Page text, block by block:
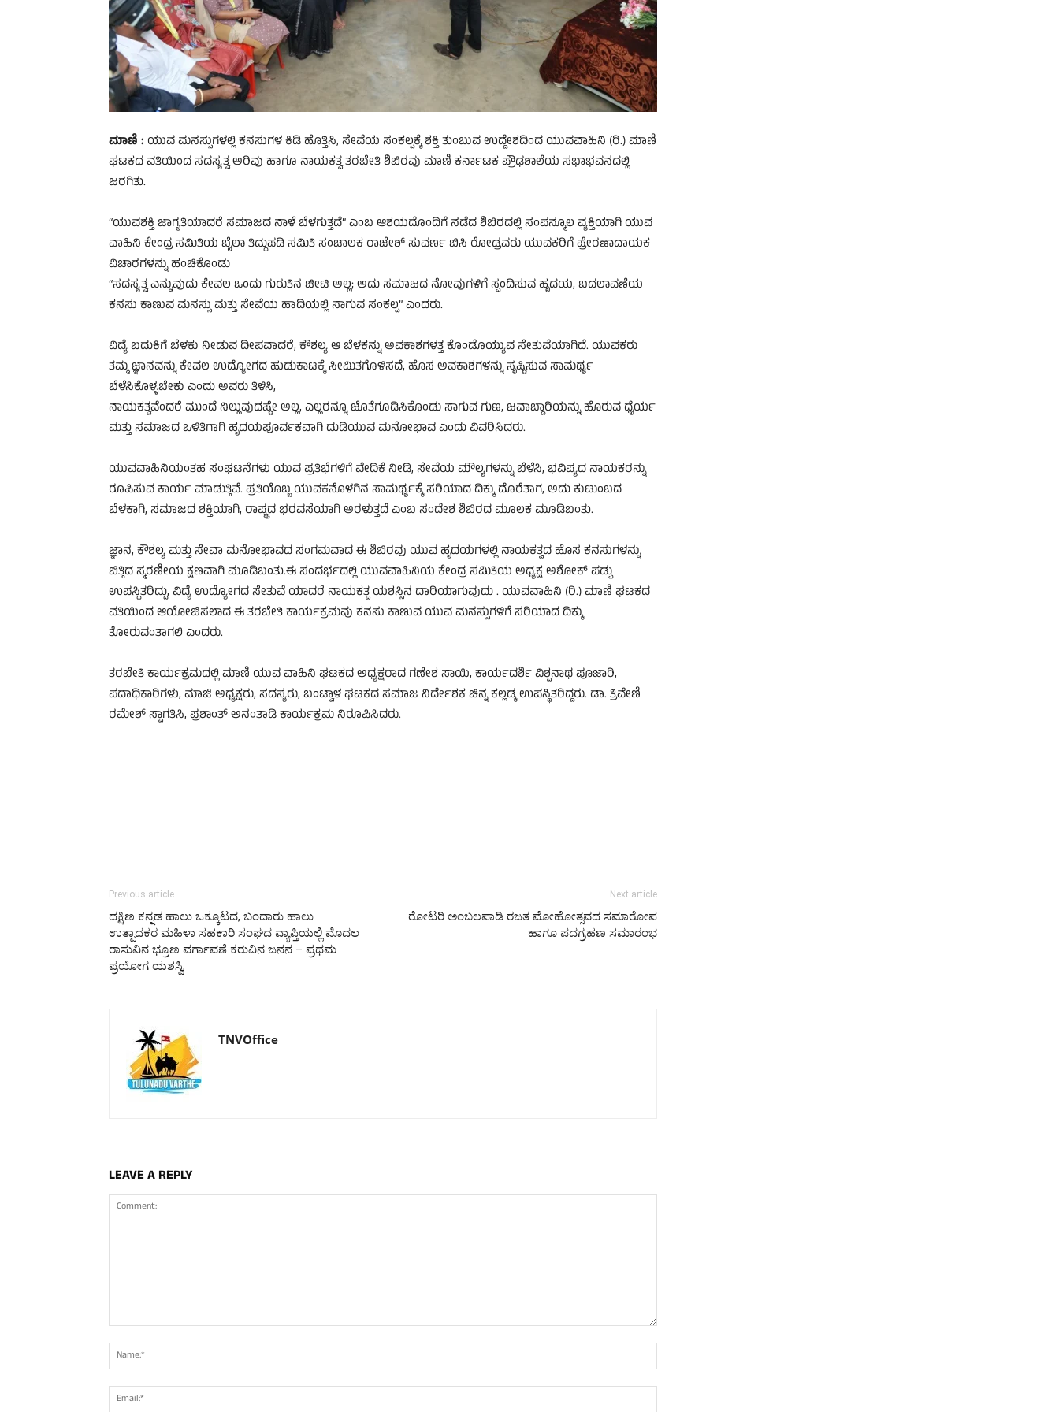
ಮಾಣಿ : ಯುವ ಮನಸ್ಸುಗಳಲ್ಲಿ ಕನಸುಗಳ ಕಿಡಿ ಹೊತ್ತಿಸಿ, ಸೇವೆಯ ಸಂಕಲ್ಪಕ್ಕೆ ಶಕ್ತಿ ತುಂಬುವ ಉದ್ದೇಶದಿಂದ ಯುವವಾಹಿನಿ (ರಿ.) ಮಾಣಿ
ಘಟಕದ ವತಿಯಿಂದ ಸದಸ್ಯತ್ವ ಅರಿವು ಹಾಗೂ ನಾಯಕತ್ವ ತರಬೇತಿ ಶಿಬಿರವು ಮಾಣಿ ಕರ್ನಾಟಕ ಪ್ರೌಢಶಾಲೆಯ ಸಭಾಭವನದಲ್ಲಿ
ಜರಗಿತು.
“ಯುವಶಕ್ತಿ ಜಾಗೃತಿಯಾದರೆ ಸಮಾಜದ ನಾಳೆ ಬೆಳಗುತ್ತದೆ” ಎಂಬ ಆಶಯದೊಂದಿಗೆ ನಡೆದ ಶಿಬಿರದಲ್ಲಿ ಸಂಪನ್ಮೂಲ ವ್ಯಕ್ತಿಯಾಗಿ ಯುವ
ವಾಹಿನಿ ಕೇಂದ್ರ ಸಮಿತಿಯ ಬೈಲಾ ತಿದ್ದುಪಡಿ ಸಮಿತಿ ಸಂಚಾಲಕ ರಾಜೇಶ್ ಸುವರ್ಣ ಬಿಸಿ ರೋಡ್ರವರು ಯುವಕರಿಗೆ ಪ್ರೇರಣಾದಾಯಕ
ವಿಚಾರಗಳನ್ನು ಹಂಚಿಕೊಂಡು
“ಸದಸ್ಯತ್ವ ಎನ್ನುವುದು ಕೇವಲ ಒಂದು ಗುರುತಿನ ಚೀಟಿ ಅಲ್ಲ; ಅದು ಸಮಾಜದ ನೋವುಗಳಿಗೆ ಸ್ಪಂದಿಸುವ ಹೃದಯ, ಬದಲಾವಣೆಯ
ಕನಸು ಕಾಣುವ ಮನಸ್ಸು ಮತ್ತು ಸೇವೆಯ ಹಾದಿಯಲ್ಲಿ ಸಾಗುವ ಸಂಕಲ್ಪ” ಎಂದರು.
ವಿದ್ಯೆ ಬದುಕಿಗೆ ಬೆಳಕು ನೀಡುವ ದೀಪವಾದರೆ, ಕೌಶಲ್ಯ ಆ ಬೆಳಕನ್ನು ಅವಕಾಶಗಳತ್ತ ಕೊಂಡೊಯ್ಯುವ ಸೇತುವೆಯಾಗಿದೆ. ಯುವಕರು
ತಮ್ಮ ಜ್ಞಾನವನ್ನು ಕೇವಲ ಉದ್ಯೋಗದ ಹುಡುಕಾಟಕ್ಕೆ ಸೀಮಿತಗೊಳಿಸದೆ, ಹೊಸ ಅವಕಾಶಗಳನ್ನು ಸೃಷ್ಟಿಸುವ ಸಾಮರ್ಥ್ಯ
ಬೆಳೆಸಿಕೊಳ್ಳಬೇಕು ಎಂದು ಅವರು ತಿಳಿಸಿ,
ನಾಯಕತ್ವವೆಂದರೆ ಮುಂದೆ ನಿಲ್ಲುವುದಷ್ಟೇ ಅಲ್ಲ, ಎಲ್ಲರನ್ನೂ ಜೊತೆಗೂಡಿಸಿಕೊಂಡು ಸಾಗುವ ಗುಣ, ಜವಾಬ್ದಾರಿಯನ್ನು ಹೊರುವ ಧೈರ್ಯ
ಮತ್ತು ಸಮಾಜದ ಒಳಿತಿಗಾಗಿ ಹೃದಯಪೂರ್ವಕವಾಗಿ ದುಡಿಯುವ ಮನೋಭಾವ ಎಂದು ವಿವರಿಸಿದರು.
ಯುವವಾಹಿನಿಯಂತಹ ಸಂಘಟನೆಗಳು ಯುವ ಪ್ರತಿಭೆಗಳಿಗೆ ವೇದಿಕೆ ನೀಡಿ, ಸೇವೆಯ ಮೌಲ್ಯಗಳನ್ನು ಬೆಳೆಸಿ, ಭವಿಷ್ಯದ ನಾಯಕರನ್ನು
ರೂಪಿಸುವ ಕಾರ್ಯ ಮಾಡುತ್ತಿವೆ. ಪ್ರತಿಯೊಬ್ಬ ಯುವಕನೊಳಗಿನ ಸಾಮರ್ಥ್ಯಕ್ಕೆ ಸರಿಯಾದ ದಿಕ್ಕು ದೊರೆತಾಗ, ಅದು ಕುಟುಂಬದ
ಬೆಳಕಾಗಿ, ಸಮಾಜದ ಶಕ್ತಿಯಾಗಿ, ರಾಷ್ಟ್ರದ ಭರವಸೆಯಾಗಿ ಅರಳುತ್ತದೆ ಎಂಬ ಸಂದೇಶ ಶಿಬಿರದ ಮೂಲಕ ಮೂಡಿಬಂತು.
ಜ್ಞಾನ, ಕೌಶಲ್ಯ ಮತ್ತು ಸೇವಾ ಮನೋಭಾವದ ಸಂಗಮವಾದ ಈ ಶಿಬಿರವು ಯುವ ಹೃದಯಗಳಲ್ಲಿ ನಾಯಕತ್ವದ ಹೊಸ ಕನಸುಗಳನ್ನು
ಬಿತ್ತಿದ ಸ್ಮರಣೀಯ ಕ್ಷಣವಾಗಿ ಮೂಡಿಬಂತು.ಈ ಸಂದರ್ಭದಲ್ಲಿ ಯುವವಾಹಿನಿಯ ಕೇಂದ್ರ ಸಮಿತಿಯ ಅಧ್ಯಕ್ಷ ಅಶೋಕ್ ಪಡ್ಪು
ಉಪಸ್ಥಿತರಿದ್ದು, ವಿದ್ಯೆ ಉದ್ಯೋಗದ ಸೇತುವೆ ಯಾದರೆ ನಾಯಕತ್ವ ಯಶಸ್ಸಿನ ದಾರಿಯಾಗುವುದು . ಯುವವಾಹಿನಿ (ರಿ.) ಮಾಣಿ ಘಟಕದ
ವತಿಯಿಂದ ಆಯೋಜಿಸಲಾದ ಈ ತರಬೇತಿ ಕಾರ್ಯಕ್ರಮವು ಕನಸು ಕಾಣುವ ಯುವ ಮನಸ್ಸುಗಳಿಗೆ ಸರಿಯಾದ ದಿಕ್ಕು
ತೋರುವಂತಾಗಲಿ ಎಂದರು.
ತರಬೇತಿ ಕಾರ್ಯಕ್ರಮದಲ್ಲಿ ಮಾಣಿ ಯುವ ವಾಹಿನಿ ಘಟಕದ ಅಧ್ಯಕ್ಷರಾದ ಗಣೇಶ ಸಾಯಿ, ಕಾರ್ಯದರ್ಶಿ ವಿಶ್ವನಾಥ ಪೂಜಾರಿ,
ಪದಾಧಿಕಾರಿಗಳು, ಮಾಜಿ ಅಧ್ಯಕ್ಷರು, ಸದಸ್ಯರು, ಬಂಟ್ವಾಳ ಘಟಕದ ಸಮಾಜ ನಿರ್ದೇಶಕ ಚಿನ್ನ ಕಲ್ಲಡ್ಕ ಉಪಸ್ಥಿತರಿದ್ದರು. ಡಾ. ತ್ರಿವೇಣಿ
ರಮೇಶ್ ಸ್ವಾಗತಿಸಿ, ಪ್ರಶಾಂತ್ ಅನಂತಾಡಿ ಕಾರ್ಯಕ್ರಮ ನಿರೂಪಿಸಿದರು.
Previous article
ದಕ್ಷಿಣ ಕನ್ನಡ ಹಾಲು ಒಕ್ಕೂಟದ, ಬಂದಾರು ಹಾಲು
ಉತ್ಪಾದಕರ ಮಹಿಳಾ ಸಹಕಾರಿ ಸಂಘದ ವ್ಯಾಪ್ತಿಯಲ್ಲಿ ಮೊದಲ
ರಾಸುವಿನ ಭ್ರೂಣ ವರ್ಗಾವಣೆ ಕರುವಿನ ಜನನ – ಪ್ರಥಮ
ಪ್ರಯೋಗ ಯಶಸ್ವಿ
Next article
ರೋಟರಿ ಅಂಬಲಪಾಡಿ ರಜತ ಮೋಹೋತ್ಸವದ ಸಮಾರೋಪ
ಹಾಗೂ ಪದಗ್ರಹಣ ಸಮಾರಂಭ
TNVOffice
LEAVE A REPLY